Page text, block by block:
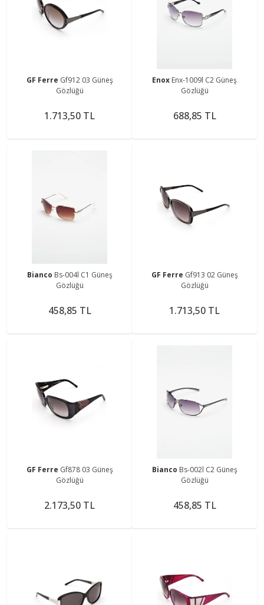
GF Ferre Gf912 03 Güneş
Gözlüğü
1.713,50 TL
Enox Enx-1009l C2 Güneş
Gözlüğü
688,85 TL
Bianco Bs-004l C1 Güneş
Gözlüğü
458,85 TL
GF Ferre Gf913 02 Güneş
Gözlüğü
1.713,50 TL
GF Ferre Gf878 03 Güneş
Gözlüğü
2.173,50 TL
Bianco Bs-002l C2 Güneş
Gözlüğü
458,85 TL